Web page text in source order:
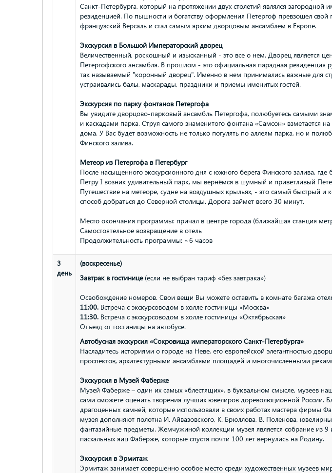
Санкт-Петербурга, который на протяжении двух столетий являлся загородной
резиденцией. По пышности и богатству оформления Петергоф превзошел свой
французский Версаль и стал самым ярким дворцовым ансамблем в Европе.
Экскурсия в Большой Императорский дворец
Величественный, роскошный и изысканный - это все о нем. Дворец является
Петергофского ансамбля. В прошлом - это официальная парадная резиденция
так называемый "коронный дворец". Именно в нем принимались важные для
устраивались балы, маскарады, праздники и приемы именитых гостей.
Экскурсия по парку фонтанов Петергофа
Вы увидите дворцово-парковый ансамбль Петергофа, полюбуетесь самыми
и каскадами парка. Струя самого знаменитого фонтана «Самсон» взметается
дома. У Вас будет возможность не только погулять по аллеям парка, но и
Финского залива.
Метеор из Петергофа в Петербург
После насыщенного экскурсионного дня с южного берега Финского залива, где
Петру I возник удивительный парк, мы вернёмся в шумный и приветливый
Путешествие на метеоре, судне на воздушных крыльях, - это самый быстрый и
способ добраться до Северной столицы. Дорога займет всего 30 минут.
Место окончания программы: причал в центре города (ближайшая станция
Самостоятельное возвращение в отель
Продолжительность программы: ~6 часов
3
день
(воскресенье)
Завтрак в гостинице(если не выбран тариф «без завтрака»)
Освобождение номеров. Свои вещи Вы можете оставить в комнате багажа
11:00. Встреча с экскурсоводом в холле гостиницы «Москва»
11:30. Встреча с экскурсоводом в холле гостиницы «Октябрьская»
Отъезд от гостиницы на автобусе.
Автобусная экскурсия «Сокровища императорского Санкт-Петербурга»
Насладитесь историями о городе на Неве, его европейской элегантностью
проспектов, архитектурными ансамблями площадей и многочисленными
Экскурсия в Музей Фаберже
Музей Фаберже – один их самых «блестящих», в буквальном смысле, музеев
сами сможете оценить творения лучших ювелиров дореволюционной России.
драгоценных камней, которые использовали в своих работах мастера фирмы
музея дополняют полотна И. Айвазовского, К. Брюллова, В. Поленова,
фантазийные предметы. Жемчужиной коллекции музея является собрание из 9
пасхальных яиц Фаберже, которые спустя почти 100 лет вернулись на Родину.
Экскурсия в Эрмитаж
Эрмитаж занимает совершенно особое место среди художественных музеев